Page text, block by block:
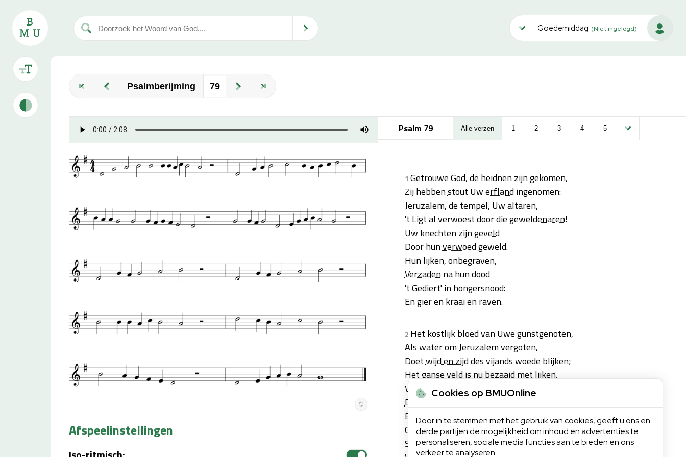
Goedemiddag (Niet ingelogd)
Psalmberijming
Afspeelinstellingen
Psalm 79 Alle verzen 1 2 3 4 5
1 Getrouwe God, de heidnen zijn gekomen,
Zij hebbenstoutUw erflandingenomen:
Jeruzalem, de tempel, Uw altaren,
't Ligt al verwoest door diegeweldenaren!
Uw knechten zijngeveld
Door hunverwoedgeweld.
Hun lijken, onbegraven,
Verzadenna hun dood
't Gediert' in hongersnood:
En gier en kraai en raven.
2 Het kostlijk bloed van Uwe gunstgenoten,
Als water om Jeruzalem vergoten,
Doetwijd en zijddes vijands woede blijken;
Het ganse veld is nu bezaaid met lijken,
Van d' eer des grafs beroofd.
De nabuur
schudt het hoofd
En lacht met onz' ellenden.
Onsdeerniswekkendlot,
Stelt ons tensmaad, ten spot
Cookies op BMUOnline
Door in te stemmen met het gebruik van cookies, geeft u ons en
derde partijen de mogelijkheid om inhoud en advertenties te
personaliseren, sociale media functies aan te bieden en ons
verkeer te analyseren.